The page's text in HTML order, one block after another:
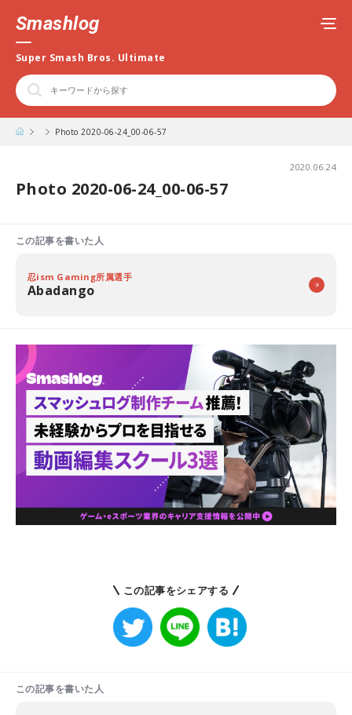
Smashlog
Super Smash Bros. Ultimate
Photo 2020-06-24_00-06-57
2020.06.24
Photo 2020-06-24_00-06-57
この記事を書いた人
忍ism Gaming所属選手
Abadango
この記事をシェアする
この記事を書いた人